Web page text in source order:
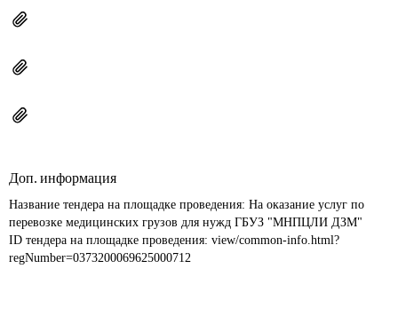
Доп. информация
Название тендера на площадке проведения: На оказание услуг по
перевозке медицинских грузов для нужд ГБУЗ "МНПЦЛИ ДЗМ"
ID тендера на площадке проведения: view/common-info.html?
regNumber=0373200069625000712